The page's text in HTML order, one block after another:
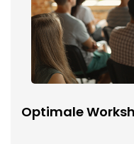
Optimale